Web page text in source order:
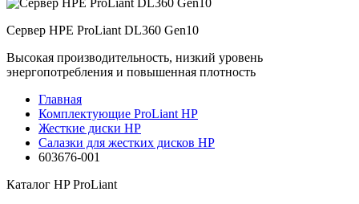
Сервер HPE ProLiant DL360 Gen10
Высокая производительность, низкий уровень
энергопотребления и повышенная плотность
Главная
Комплектующие ProLiant HP
Жесткие диски HP
Салазки для жестких дисков HP
603676-001
Каталог HP ProLiant